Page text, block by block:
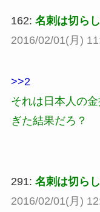
162: 名刺は切ら
2016/02/01(月)
>>2
それは日本人の
ぎた結果だろ？
291: 名刺は切ら
2016/02/01(月)